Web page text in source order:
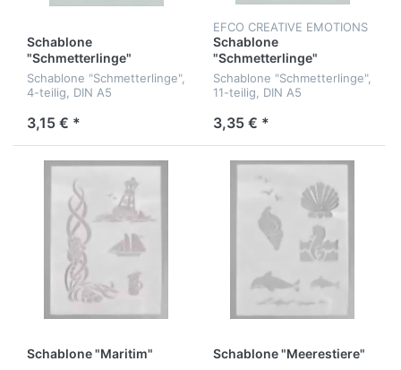
Schablone
"Schmetterlinge"
Schablone "Schmetterlinge",
4-teilig, DIN A5
3,15 € *
EFCO CREATIVE EMOTIONS
Schablone
"Schmetterlinge"
Schablone "Schmetterlinge",
11-teilig, DIN A5
3,35 € *
Schablone "Maritim" Schablone "Meerestiere"